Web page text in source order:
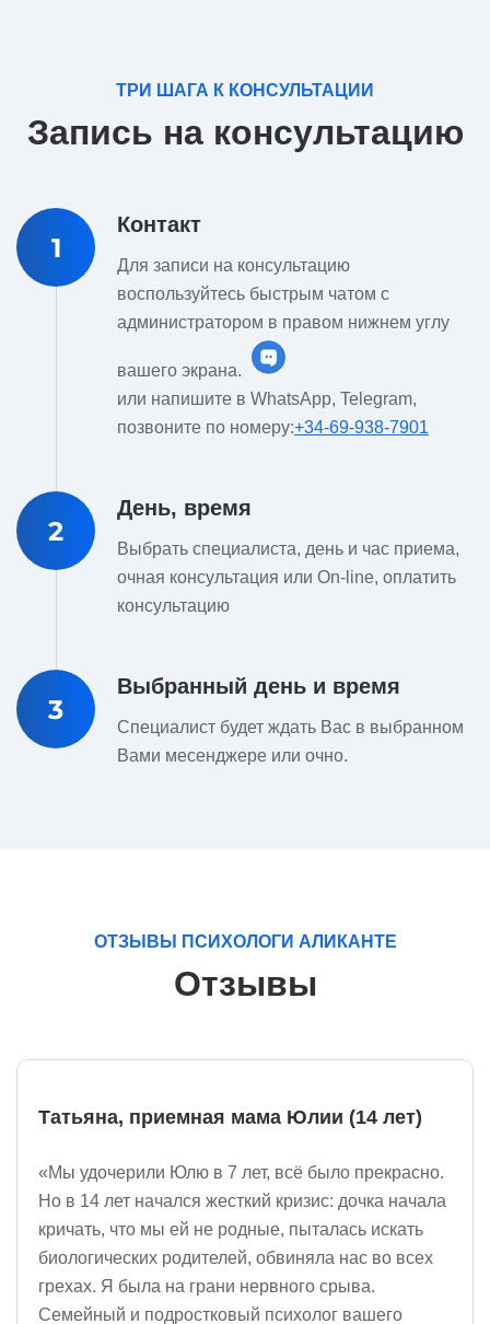
ТРИ ШАГА К КОНСУЛЬТАЦИИ
Запись на консультацию
1
Контакт
Для записи на консультацию
воспользуйтесь быстрым чатом с
администратором в правом нижнем углу
вашего экрана.
или напишите в WhatsApp, Telegram,
позвоните по номеру:+34-69-938-7901
2
День, время
Выбрать специалиста, день и час приема,
очная консультация или On-line, оплатить
консультацию
3
Выбранный день и время
Специалист будет ждать Вас в выбранном
Вами месенджере или очно.
ОТЗЫВЫ ПСИХОЛОГИ АЛИКАНТЕ
Отзывы
Татьяна, приемная мама Юлии (14 лет)
«Мы удочерили Юлю в 7 лет, всё было прекрасно.
Но в 14 лет начался жесткий кризис: дочка начала
кричать, что мы ей не родные, пыталась искать
биологических родителей, обвиняла нас во всех
грехах. Я была на грани нервного срыва.
Семейный и подростковый психолог вашего